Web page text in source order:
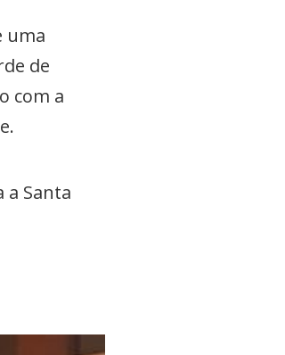
uma
de
com a
a Santa